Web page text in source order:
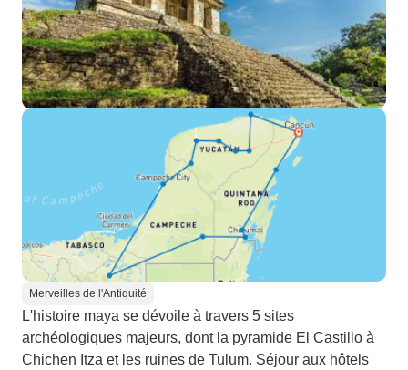
Merveilles de l'Antiquité
L'histoire maya se dévoile à travers 5 sites
archéologiques majeurs, dont la pyramide El Castillo à
Chichen Itza et les ruines de Tulum. Séjour aux hôtels